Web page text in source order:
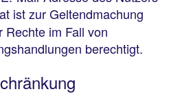
ist zur Geltendmachung
Rechte im Fall von
berechtigt.